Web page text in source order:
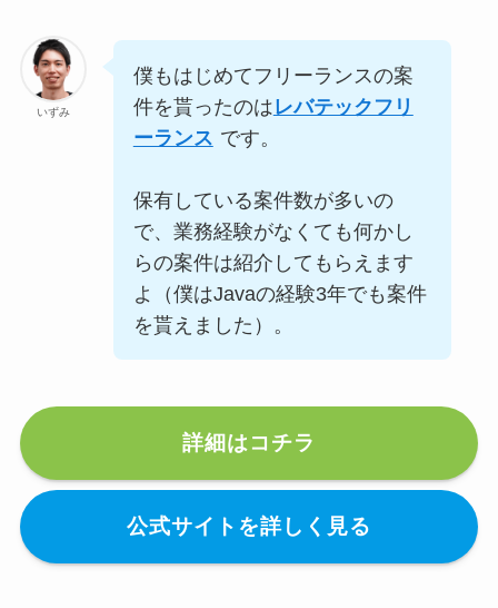
いずみ
僕もはじめてフリーランスの案
件を貰ったのはレバテックフリ
ーランス です。
保有している案件数が多いの
で、業務経験がなくても何かし
らの案件は紹介してもらえます
よ（僕はJavaの経験3年でも案件
を貰えました）。
詳細はコチラ
公式サイトを詳しく見る